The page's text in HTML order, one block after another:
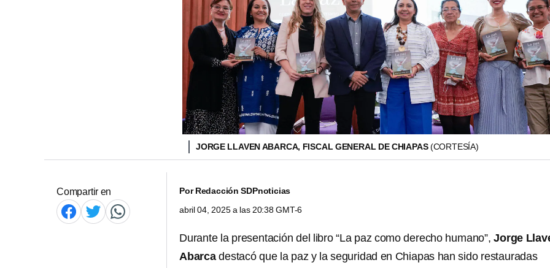
JORGE LLAVEN ABARCA, FISCAL GENERAL DE CHIAPAS(CORTESÍA)
Compartir en PorRedacción SDPnoticias
abril 04, 2025 a las 20:38 GMT-6
Durante la presentación del libro “La paz como derecho humano”,Jorge
Abarcadestacó que la paz y la seguridad en Chiapas han sido restauradas